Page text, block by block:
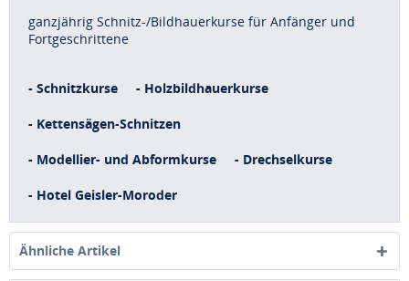
ganzjährig Schnitz-/Bildhauerkurse für Anfänger und
Fortgeschrittene
- Schnitzkurse - Holzbildhauerkurse
- Kettensägen-Schnitzen
- Modellier- und Abformkurse - Drechselkurse
- Hotel Geisler-Moroder
Ähnliche Artikel